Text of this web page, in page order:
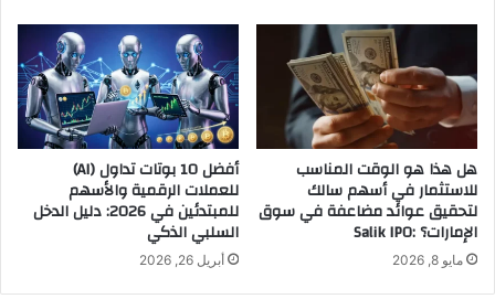
هل هذا هو الوقت المناسب
للاستثمار في أسهم سالك
لتحقيق عوائد مضاعفة في سوق
الإمارات؟ :Salik IPO
مايو 8, 2026
أفضل 10 بوتات تداول (AI)
للعملات الرقمية والأسهم
للمبتدئين في 2026: دليل الدخل
السلبي الذكي
أبريل 26, 2026